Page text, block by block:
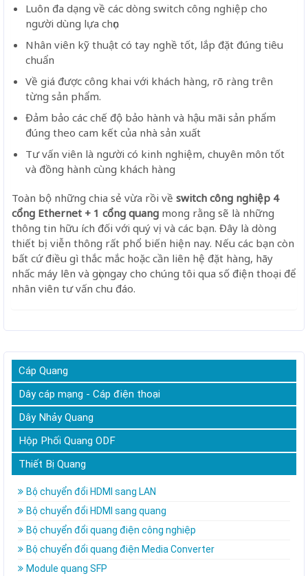
Luôn đa dạng về các dòng switch công nghiệp cho
người dùng lựa chọn
Nhân viên kỹ thuật có tay nghề tốt, lắp đặt đúng tiêu
chuẩn
Về giá được công khai với khách hàng, rõ ràng trên
từng sản phẩm.
Đảm bảo các chế độ bảo hành và hậu mãi sản phẩm
đúng theo cam kết của nhà sản xuất
Tư vấn viên là người có kinh nghiệm, chuyên môn tốt
và đồng hành cùng khách hàng
Toàn bộ những chia sẻ vừa rồi về switch công nghiệp 4
cổng Ethernet + 1 cổng quang mong rằng sẽ là những
thông tin hữu ích đối với quý vị và các bạn. Đây là dòng
thiết bị viễn thông rất phổ biến hiện nay. Nếu các bạn còn
bất cứ điều gì thắc mắc hoặc cần liên hệ đặt hàng, hãy
nhấc máy lên và gọi ngay cho chúng tôi qua số điện thoại để
nhân viên tư vấn chu đáo.
Cáp Quang
Dây cáp mạng - Cáp điện thoại
Dây Nhảy Quang
Hộp Phối Quang ODF
Thiết Bị Quang
Bộ chuyển đổi HDMI sang LAN
Bộ chuyển đổi HDMI sang quang
Bộ chuyển đổi quang điện công nghiệp
Bộ chuyển đổi quang điện Media Converter
Module quang SFP